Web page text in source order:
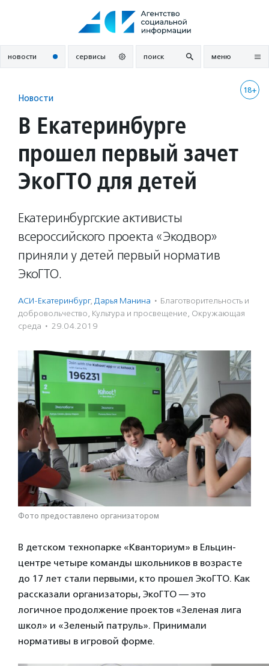
новости сервисы поиск меню
18+
Новости
В Екатеринбурге
прошел первый зачет
ЭкоГТО для детей
Екатеринбургские активисты
всероссийского проекта «Экодвор»
приняли у детей первый норматив
ЭкоГТО.
АСИ-Екатеринбург, Дарья Манина · Благотвори­тель­ность и
доброволь­чест­во, Культура и просвещение, Окружающая
среда · 29.04.2019
Фото предоставлено организатором
В детском технопарке «Кванториум» в Ельцин-
центре четыре команды школьников в возрасте
до 17 лет стали первыми, кто прошел ЭкоГТО. Как
рассказали организаторы, ЭкоГТО — это
логичное продолжение проектов «Зеленая лига
школ» и «Зеленый патруль». Принимали
нормативы в игровой форме.